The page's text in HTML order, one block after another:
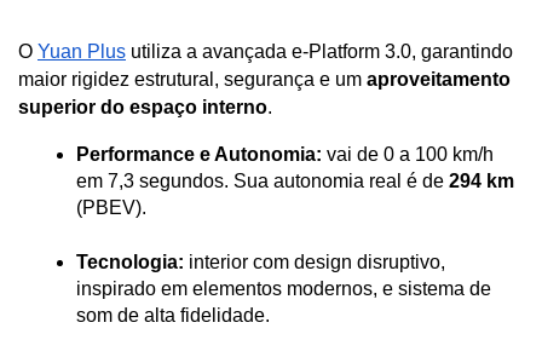
O Yuan Plus utiliza a avançada e-Platform 3.0, garantindo
maior rigidez estrutural, segurança e um aproveitamento
superior do espaço interno.
Performance e Autonomia: vai de 0 a 100 km/h
em 7,3 segundos. Sua autonomia real é de 294 km
(PBEV).
Tecnologia: interior com design disruptivo,
inspirado em elementos modernos, e sistema de
som de alta fidelidade.